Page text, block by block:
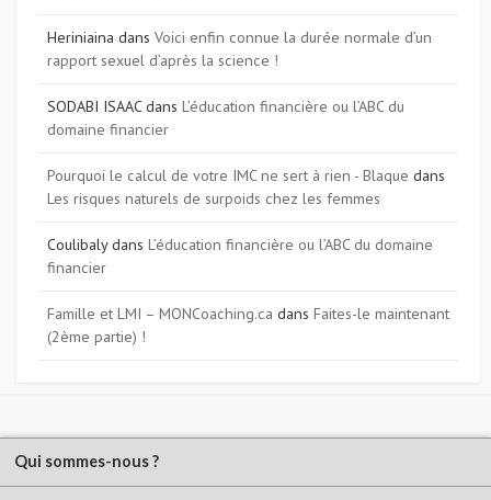
Heriniaina dans Voici enfin connue la durée normale d’un
rapport sexuel d’après la science !
SODABI ISAACdans L’éducation financière ou l’ABC du
domaine financier
Pourquoi le calcul de votre IMC ne sert à rien - Blaque dans
Les risques naturels de surpoids chez les femmes
Coulibalydans L’éducation financière ou l’ABC du domaine
financier
Famille et LMI – MONCoaching.ca dans Faites-le maintenant
(2ème partie) !
Qui sommes-nous ?